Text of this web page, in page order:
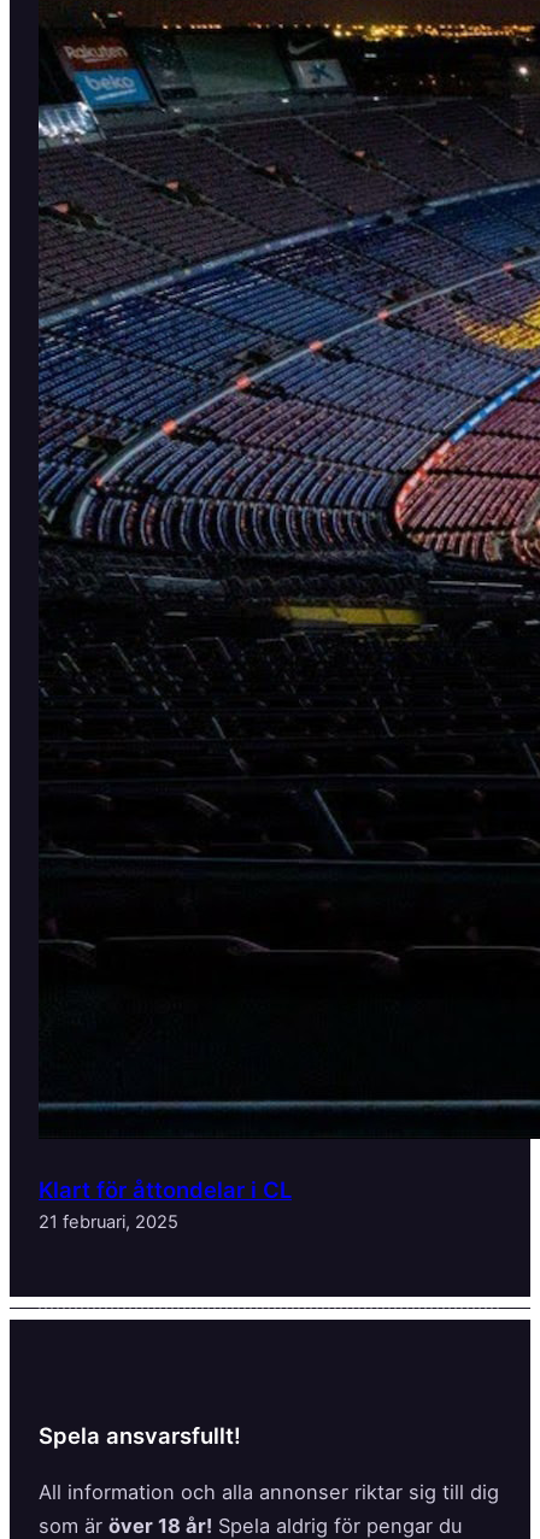
Klart för åttondelar i CL
21 februari, 2025
Spela ansvarsfullt!
All information och alla annonser riktar sig till dig
som är över 18 år! Spela aldrig för pengar du